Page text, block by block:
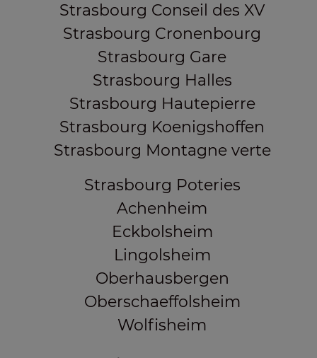
Strasbourg Conseil des XV
Strasbourg Cronenbourg
Strasbourg Gare
Strasbourg Halles
Strasbourg Hautepierre
Strasbourg Koenigshoffen
Strasbourg Montagne verte
Strasbourg Poteries
Achenheim
Eckbolsheim
Lingolsheim
Oberhausbergen
Oberschaeffolsheim
Wolfisheim